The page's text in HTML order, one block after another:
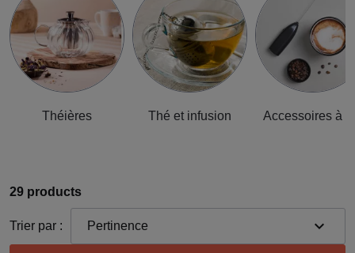
Théières Thé et infusion Accessoires à
29 products
Trier par : Pertinence expand_more